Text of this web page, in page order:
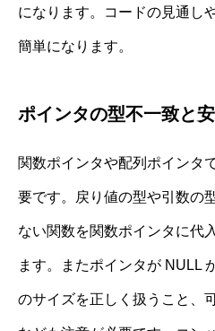
になります。コードの見通し
簡単になります。
ポインタの型不一致と
関数ポインタや配列ポインタ
要です。戻り値の型や引数の
ない関数を関数ポインタに代
ます。またポインタが NULL
のサイズを正しく扱うこと、